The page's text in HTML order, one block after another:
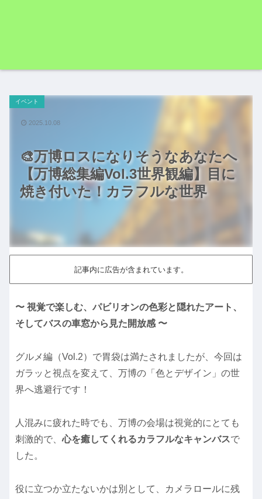
🎨万博ロスになりそうなあなたへ
【万博総集編Vol.3世界観編】目に
焼き付いた！カラフルな世界
イベント
2025.10.08
記事内に広告が含まれています。
〜 視覚で楽しむ、パビリオンの色彩と隠れたアート、
そしてバスの車窓から見た開放感 〜
グルメ編（Vol.2）で胃袋は満たされましたが、今回は
ガラッと視点を変えて、万博の「色とデザイン」の世
界へ逃避行です！
人混みに疲れた時でも、万博の会場は視覚的にとても
刺激的で、心を癒してくれるカラフルなキャンバスで
した。
役に立つか立たないかは別として、カメラロールに残